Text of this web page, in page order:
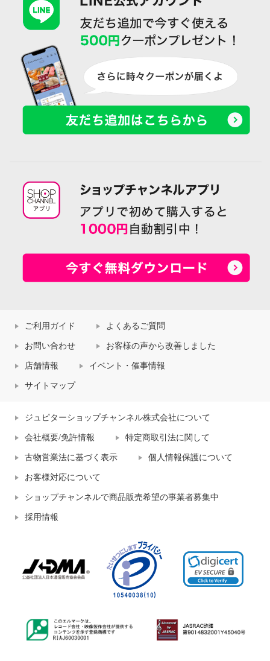
ご利用ガイド よくあるご質問
お問い合わせ お客様の声から改善しました
店舗情報 イベント・催事情報
サイトマップ
ジュピターショップチャンネル株式会社について
会社概要/免許情報 特定商取引法に関して
古物営業法に基づく表示 個人情報保護について
お客様対応について
ショップチャンネルで商品販売希望の事業者募集中
採用情報